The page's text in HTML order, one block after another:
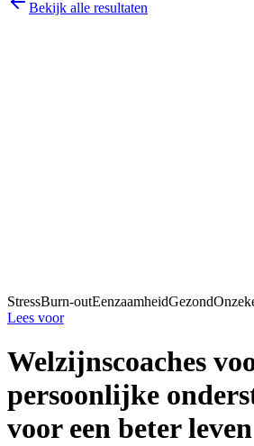
Bekijk alle resultaten
StressBurn-outEenzaamheidGezond
Lees voor
Welzijnscoaches
persoonlijke
voor een beter leven